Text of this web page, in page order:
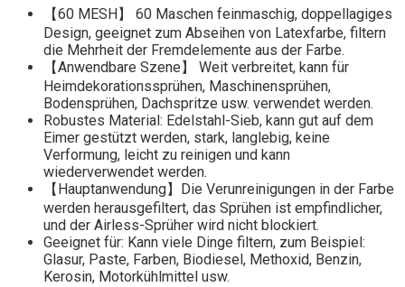
【60 MESH】 60 Maschen feinmaschig, doppellagiges
Design, geeignet zum Abseihen von Latexfarbe, filtern
die Mehrheit der Fremdelemente aus der Farbe.
【Anwendbare Szene】 Weit verbreitet, kann für
Heimdekorationssprühen, Maschinensprühen,
Bodensprühen, Dachspritze usw. verwendet werden.
Robustes Material: Edelstahl-Sieb, kann gut auf dem
Eimer gestützt werden, stark, langlebig, keine
Verformung, leicht zu reinigen und kann
wiederverwendet werden.
【Hauptanwendung】Die Verunreinigungen in der Farbe
werden herausgefiltert, das Sprühen ist empfindlicher,
und der Airless-Sprüher wird nicht blockiert.
Geeignet für: Kann viele Dinge filtern, zum Beispiel:
Glasur, Paste, Farben, Biodiesel, Methoxid, Benzin,
Kerosin, Motorkühlmittel usw.